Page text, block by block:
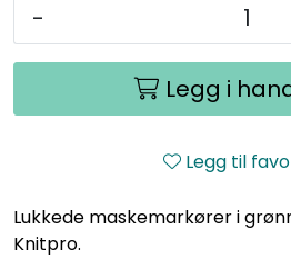
-
Legg i
Legg til
Lukkede maskemarkører i
Knitpro.